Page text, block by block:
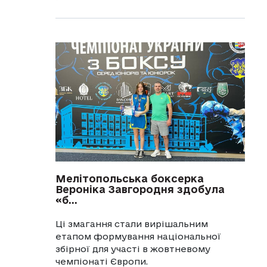
Мелітопольська боксерка
Вероніка Завгородня здобула
«б...
Ці змагання стали вирішальним
етапом формування національної
збірної для участі в жовтневому
чемпіонаті Європи.